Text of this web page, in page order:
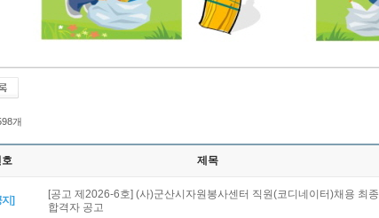
개
호 제목
지]
[공고 제2026-6호] (사)군산시자원봉사센터 직원(코디네이터)채용 최종
합격자 공고